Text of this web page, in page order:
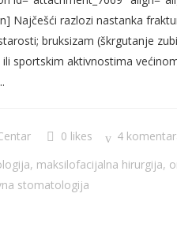
Najčešći razlozi nastanka
bruksizam (škrgutanje
sportskim aktivnostima
0 likes
4
, maksilofacijalna hirurgija,
stomatologija